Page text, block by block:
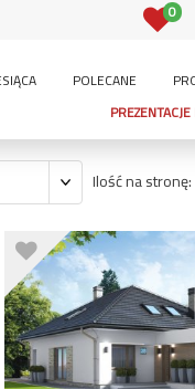
0
POLECANE
Ilość na stronę: